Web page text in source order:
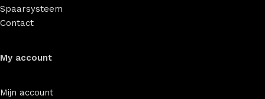
Spaarsysteem
Contact
My account
Mijn account